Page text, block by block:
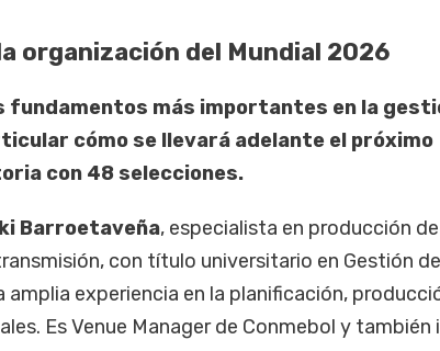
organización del Mundial 2026
fundamentos más importantes en la
cómo se llevará adelante el próximo
con 48 selecciones.
Barroetaveña, especialista en producción de
con título universitario en Gestión de
experiencia en la planificación,
Es Venue Manager de Conmebol y también